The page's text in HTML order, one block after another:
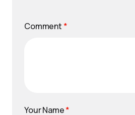
Comment *
Your Name*